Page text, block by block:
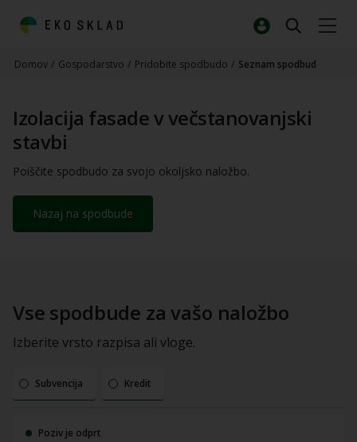
Domov / Gospodarstvo / Pridobite spodbudo / Seznam spodbud
Izolacija fasade v večstanovanjski
stavbi
Poiščite spodbudo za svojo okoljsko naložbo.
Nazaj na spodbude
Vse spodbude za vašo naložbo
Izberite vrsto razpisa ali vloge.
Subvencija Kredit
Poziv je odprt